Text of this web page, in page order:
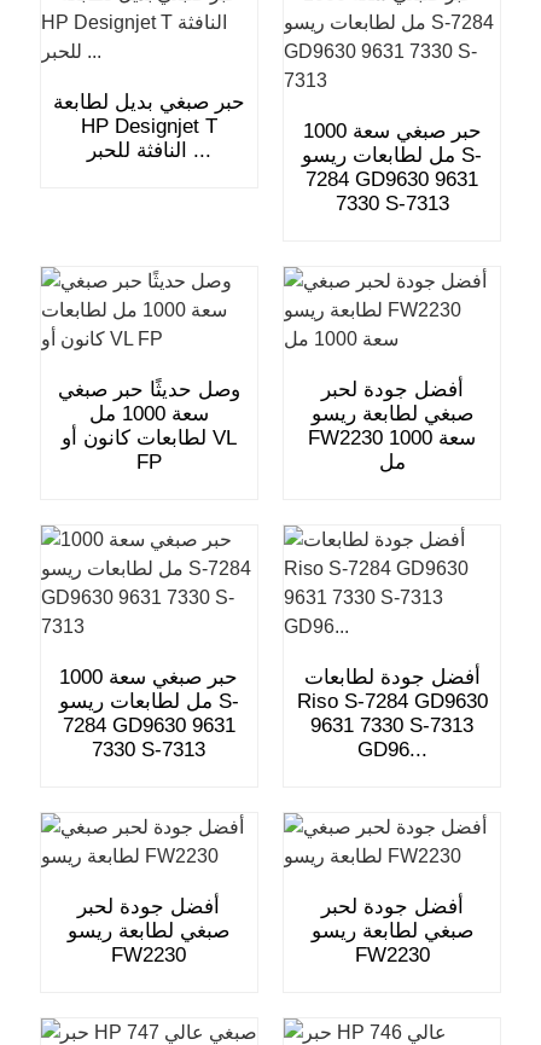
حبر صبغي بديل لطابعة
HP Designjet T
النافثة للحبر ...
حبر صبغي سعة 1000
مل لطابعات ريسو S-
7284 GD9630 9631
7330 S-7313
وصل حديثًا حبر صبغي
سعة 1000 مل
لطابعات كانون أو VL
FP
أفضل جودة لحبر
صبغي لطابعة ريسو
FW2230 سعة 1000
مل
حبر صبغي سعة 1000
مل لطابعات ريسو S-
7284 GD9630 9631
7330 S-7313
أفضل جودة لطابعات
Riso S-7284 GD9630
9631 7330 S-7313
GD96...
أفضل جودة لحبر
صبغي لطابعة ريسو
FW2230
أفضل جودة لحبر
صبغي لطابعة ريسو
FW2230